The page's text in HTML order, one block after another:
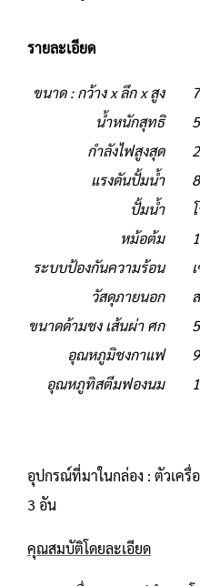
รายละเอียด
ขนาด : กว้าง x ลึก x สูง
น้ำหนักสุทธิ
กำลังไฟสูงสุด
แรงดันปั้มน้ำ
ปั้มน้ำ
หม้อต้ม
ระบบป้องกันความร้อน
วัสดุภายนอก
ขนาดด้ามชง เส้นผ่า ศก
อุณหภูมิชงกาแฟ
อุณหภูทิสตีมฟองนม
อุปกรณ์ที่มาในกล่อง : ตัวเครื่
3 อัน
คุณสมบัติโดยละเอียด